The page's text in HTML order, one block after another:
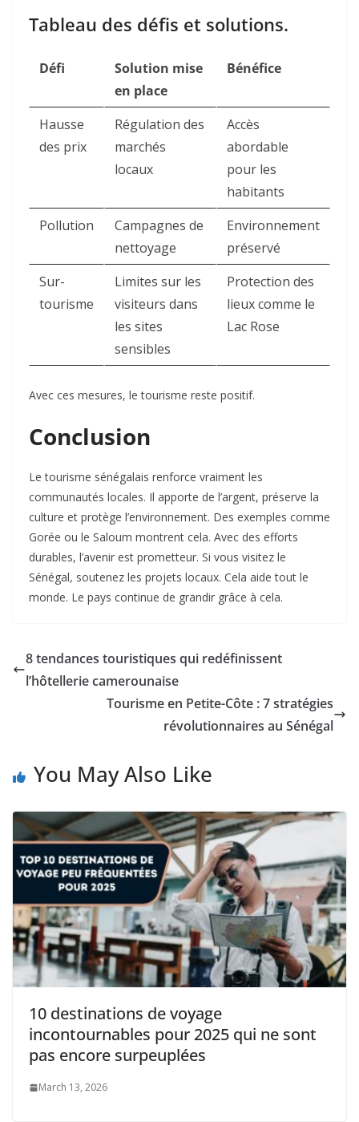
Tableau des défis et solutions.
Défi
Solution mise
en place
Bénéfice
Hausse
des prix
Régulation des
marchés
locaux
Accès
abordable
pour les
habitants
Pollution
Campagnes de
nettoyage
Environnement
préservé
Sur-
tourisme
Limites sur les
visiteurs dans
les sites
sensibles
Protection des
lieux comme le
Lac Rose
Avec ces mesures, le tourisme reste positif.
Conclusion
Le tourisme sénégalais renforce vraiment les
communautés locales. Il apporte de l’argent, préserve la
culture et protège l’environnement. Des exemples comme
Gorée ou le Saloum montrent cela. Avec des efforts
durables, l’avenir est prometteur. Si vous visitez le
Sénégal, soutenez les projets locaux. Cela aide tout le
monde. Le pays continue de grandir grâce à cela.
8 tendances touristiques qui redéfinissent
l’hôtellerie camerounaise
Tourisme en Petite-Côte : 7 stratégies
révolutionnaires au Sénégal
You May Also Like
10 destinations de voyage
incontournables pour 2025 qui ne sont
pas encore surpeuplées
March 13, 2026